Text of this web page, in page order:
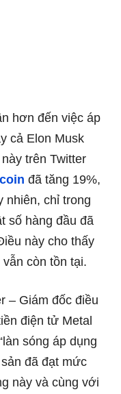
hơn đến việc áp
cả Elon Musk
trên Twitter
đã tăng 19%,
nhiên, chỉ trong
số hàng đầu đã
này cho thấy
còn tồn tại.
– Giám đốc điều
điện tử Metal
sóng áp dụng
đã đạt mức
này và cùng với